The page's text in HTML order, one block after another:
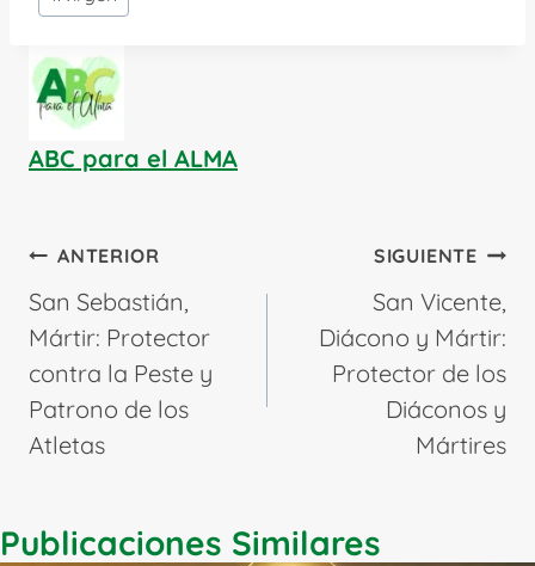
ABC para el ALMA
Navegación
de
entradas
ANTERIOR
San Sebastián,
Mártir: Protector
contra la Peste y
Patrono de los
Atletas
SIGUIENTE
San Vicente,
Diácono y Mártir:
Protector de los
Diáconos y
Mártires
Publicaciones Similares